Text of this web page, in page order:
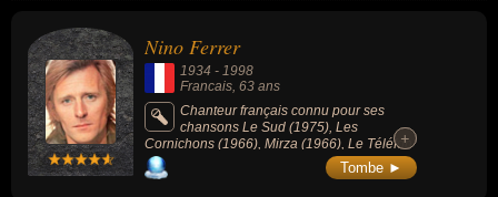
Nino Ferrer
1934 - 1998
Francais, 63 ans
Chanteur français connu pour ses
chansons Le Sud (1975), Les
Cornichons (1966), Mirza (1966), Le Téléfon
(1967) ou La Rua Madureira (1969).
+
+
Tombe ►